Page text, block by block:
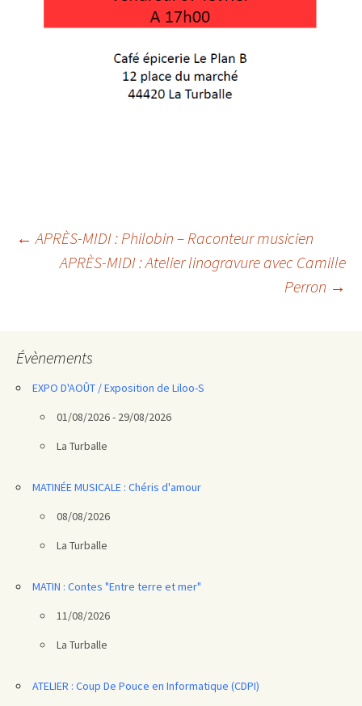
Navigation
← APRÈS-MIDI : Philobin – Raconteur musicien
APRÈS-MIDI : Atelier linogravure avec Camille
Perron →
Évènements
EXPO D'AOÛT / Exposition de Liloo-S
01/08/2026 - 29/08/2026
La Turballe
MATINÉE MUSICALE : Chéris d'amour
08/08/2026
La Turballe
MATIN : Contes "Entre terre et mer"
11/08/2026
La Turballe
ATELIER : Coup De Pouce en Informatique (CDPI)